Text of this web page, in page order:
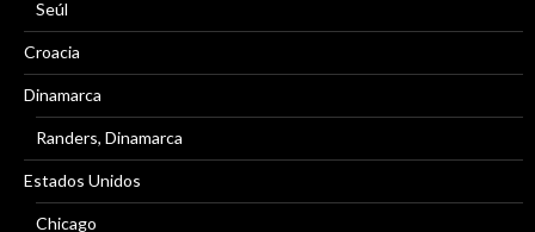
Seúl
Croacia
Dinamarca
Randers, Dinamarca
Estados Unidos
Chicago